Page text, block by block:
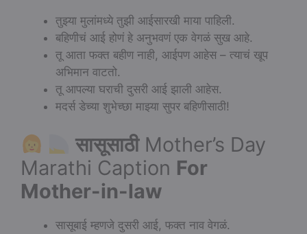
तुझ्या मुलांमध्ये तुझी आईसारखी माया पाहिली.
बहिणीचं आई होणं हे अनुभवणं एक वेगळं सुख आहे.
तू आता फक्त बहीण नाही, आईपण आहेस – त्याचं खूप
अभिमान वाटतो.
तू आपल्या घराची दुसरी आई झाली आहेस.
मदर्स डेच्या शुभेच्छा माझ्या सुपर बहिणीसाठी!
सासूसाठीMother’s Day
Marathi Caption For
Mother-in-law
सासूबाई म्हणजे दुसरी आई, फक्त नाव वेगळं.